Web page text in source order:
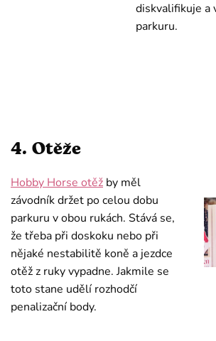
diskvalifikuje a
parkuru.
4. Otěže
Hobby Horse otěž by měl
závodník držet po celou dobu
parkuru v obou rukách. Stává se,
že třeba při doskoku nebo při
nějaké nestabilitě koně a jezdce
otěž z ruky vypadne. Jakmile se
toto stane udělí rozhodčí
penalizační body.